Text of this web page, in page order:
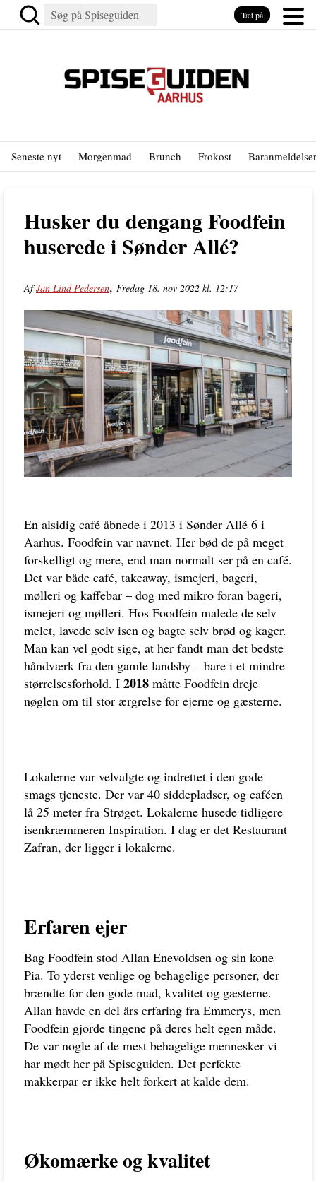
Seneste nyt Morgenmad Brunch Frokost Baranmeldelser
Husker du dengang Foodfein
huserede i Sønder Allé?
AfJan Lind Pedersen, Fredag 18. nov 2022 kl. 12:17
En alsidig café åbnede i 2013 i Sønder Allé 6 i
Aarhus. Foodfein var navnet. Her bød de på meget
forskelligt og mere, end man normalt ser på en café.
Det var både café, takeaway, ismejeri, bageri,
mølleri og kaffebar – dog med mikro foran bageri,
ismejeri og mølleri. Hos Foodfein malede de selv
melet, lavede selv isen og bagte selv brød og kager.
Man kan vel godt sige, at her fandt man det bedste
håndværk fra den gamle landsby – bare i et mindre
størrelsesforhold. I 2018 måtte Foodfein dreje
nøglen om til stor ærgrelse for ejerne og gæsterne.
Lokalerne var velvalgte og indrettet i den gode
smags tjeneste. Der var 40 siddepladser, og caféen
lå 25 meter fra Strøget. Lokalerne husede tidligere
isenkræmmeren Inspiration. I dag er det Restaurant
Zafran, der ligger i lokalerne.
Erfaren ejer
Bag Foodfein stod Allan Enevoldsen og sin kone
Pia. To yderst venlige og behagelige personer, der
brændte for den gode mad, kvalitet og gæsterne.
Allan havde en del års erfaring fra Emmerys, men
Foodfein gjorde tingene på deres helt egen måde.
De var nogle af de mest behagelige mennesker vi
har mødt her på Spiseguiden. Det perfekte
makkerpar er ikke helt forkert at kalde dem.
Økomærke og kvalitet
Tæt på